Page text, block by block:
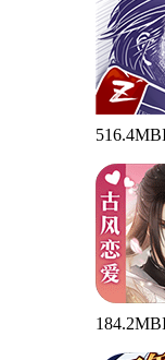
516.4MB
184.2MB